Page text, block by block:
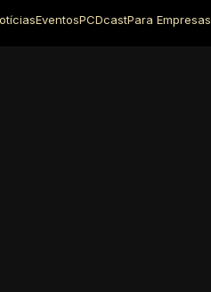
EventosPCDcastPara Empresas